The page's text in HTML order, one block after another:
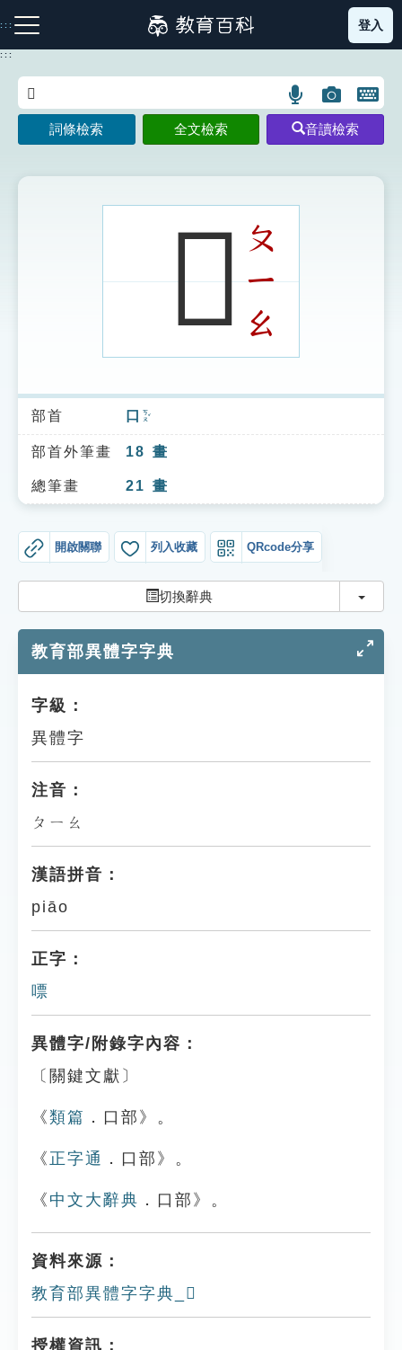
到
主
:::
注音索引圖示 筆畫索引圖示 部首索引表圖示
索引選單
知識索引
單字索引
貓頭鷹博士
登入
:::
語
言
搜
示
圖
片
搜
開
鍵
圖
詞條檢索 全文檢索 音讀檢索
𡄺 ㄆ
ㄧ
ㄠ
部首 口 ㄎㄡˇ
部首外筆畫 18 畫
總筆畫 21 畫
開啟關聯 列入收藏 QRcode分享
切換辭典 切換
教育部異體字字典
字級：
異體字
注音：
ㄆㄧㄠ
漢語拼音：
piāo
正字：
嘌
異體字/附錄字內容：
〔關鍵文獻〕
《類篇 ．口部》。
《 正字通 ．口部》。
《 中文大辭典 ．口部》。
資料來源：
教育部異體字字典_𡄺
授權資訊：